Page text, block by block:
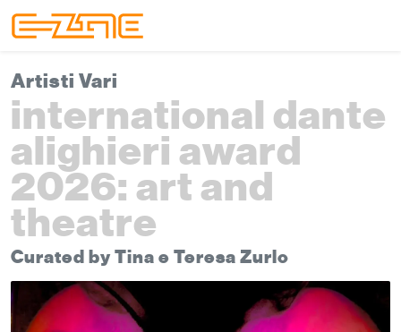
Artisti Vari
international dante
alighieri award
2026: art and
theatre
Curated by Tina e Teresa Zurlo